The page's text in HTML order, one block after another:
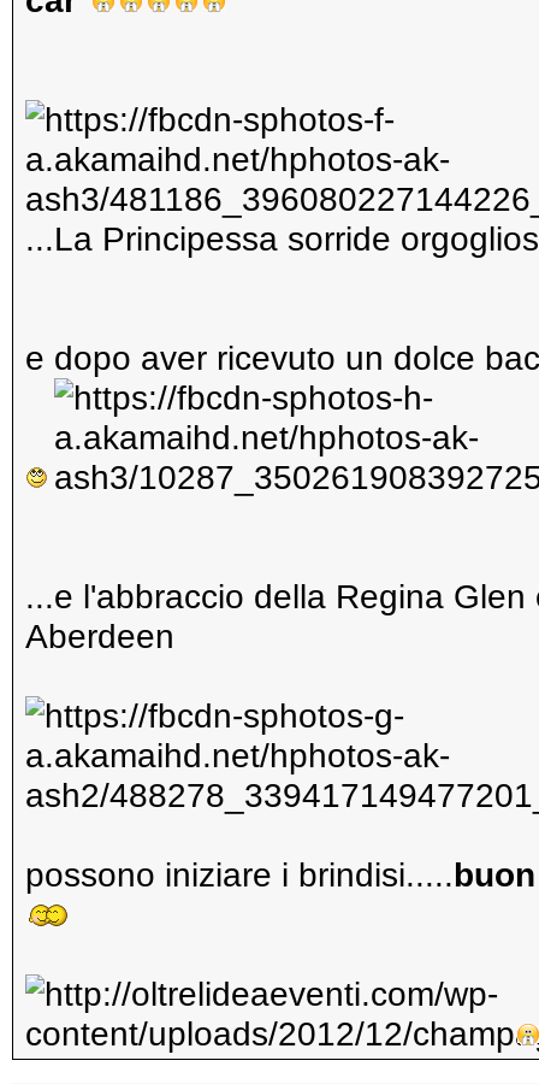
...La Principessa sorride
e dopo aver ricevuto un dolce
...e l'abbraccio della Regina
Aberdeen
possono iniziare i brindisi.....